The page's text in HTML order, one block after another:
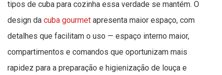
tipos de cuba para cozinha essa verdade se mantém. O
design da cuba gourmet apresenta maior espaço, com
detalhes que facilitam o uso — espaço interno maior,
compartimentos e comandos que oportunizam mais
rapidez para a preparação e higienização de louça e